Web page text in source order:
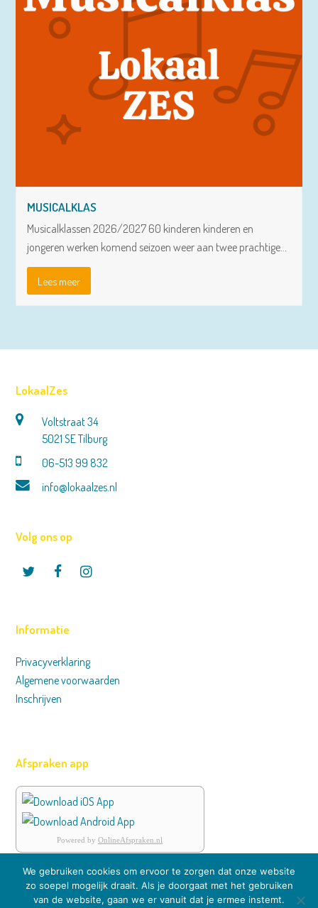
MUSICALKLAS
Musicalklassen 2026/2027 60 kinderen kinderen en
jongeren werken komend seizoen weer aan twee prachtige…
Lees meer
LokaalZes
Voltstraat 34
5021 SE Tilburg
06-513 99 832
info@lokaalzes.nl
Volg ons op
TwitterFacebookInstagram
Informatie
Privacyverklaring
Algemene voorwaarden
Inschrijven
Afspraken app
Powered by OnlineAfspraken.nl
We gebruiken cookies om ervoor te zorgen dat onze website
zo soepel mogelijk draait. Als je doorgaat met het gebruiken
van de website, gaan we er vanuit dat je ermee instemt.